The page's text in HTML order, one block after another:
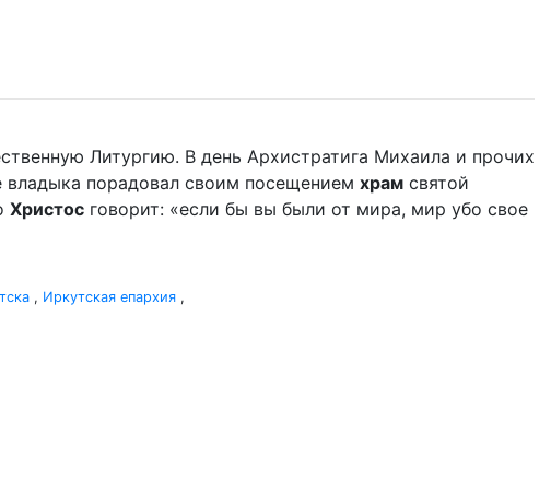
Литургию. В день Архистратига Михаила и прочих
владыка порадовал своим посещением храм святой
Христос говорит: «если бы вы были от мира, мир убо свое
, Иркутская епархия ,